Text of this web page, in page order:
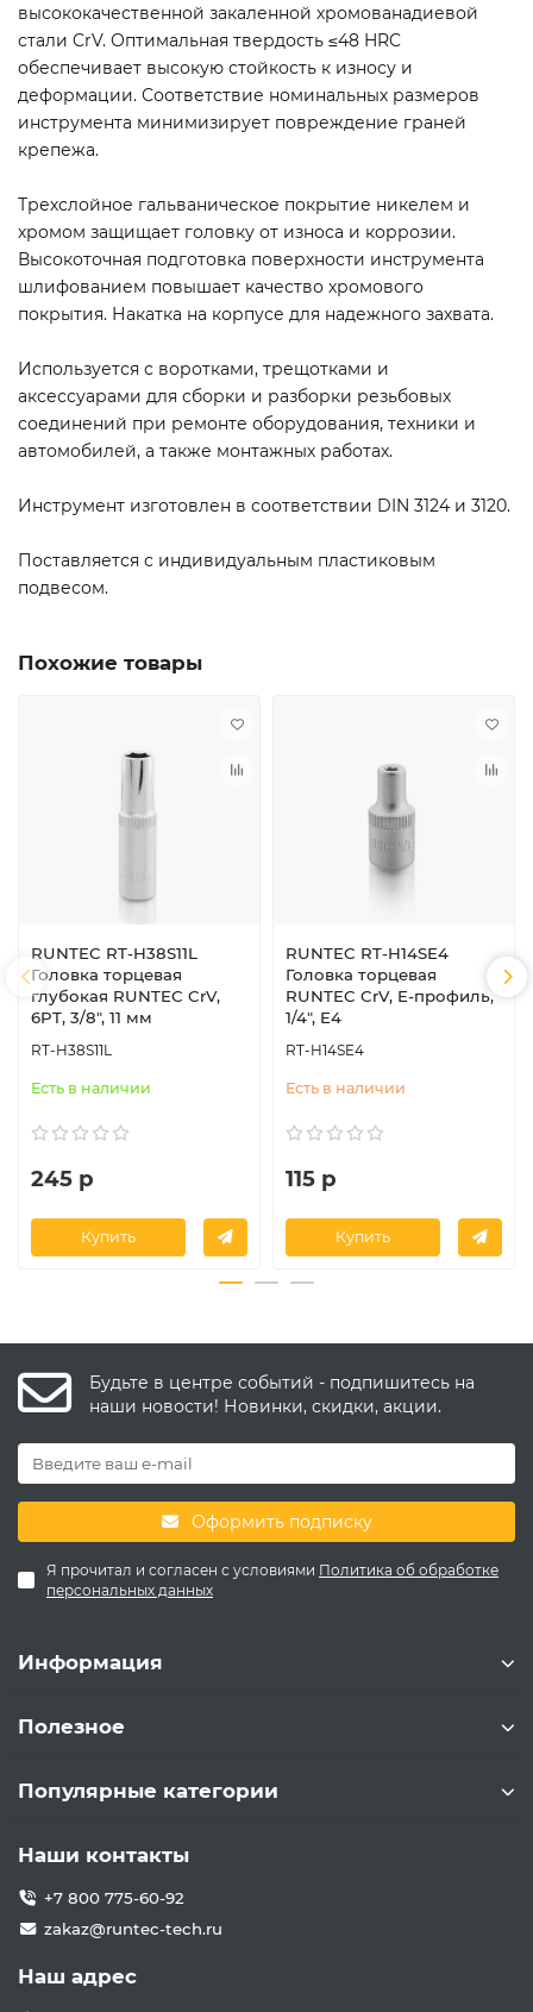
высококачественной закаленной хромованадиевой
стали CrV. Оптимальная твердость ≤48 HRC
обеспечивает высокую стойкость к износу и
деформации. Соответствие номинальных размеров
инструмента минимизирует повреждение граней
крепежа.
Трехслойное гальваническое покрытие никелем и
хромом защищает головку от износа и коррозии.
Высокоточная подготовка поверхности инструмента
шлифованием повышает качество хромового
покрытия. Накатка на корпусе для надежного захвата.
Используется с воротками, трещотками и
аксессуарами для сборки и разборки резьбовых
соединений при ремонте оборудования, техники и
автомобилей, а также монтажных работах.
Инструмент изготовлен в соответствии DIN 3124 и 3120.
Поставляется с индивидуальным пластиковым
подвесом.​
Похожие товары
RUNTEC RT-H38S11L
Головка торцевая
глубокая RUNTEC CrV,
6PT, 3/8", 11 мм
RT-H38S11L
Есть в наличии
245 р
Купить
RUNTEC RT-H14SE4
Головка торцевая
RUNTEC CrV, E-профиль,
1/4", E4
RT-H14SE4
Есть в наличии
115 р
Купить
Будьте в центре событий - подпишитесь на
наши новости! Новинки, скидки, акции.
Оформить подписку
Я прочитал и согласен с условиями Политика об обработке
персональных данных
Информация
Полезное
Популярные категории
Наши контакты
+7 800 775-60-92
zakaz@runtec-tech.ru
Наш адрес